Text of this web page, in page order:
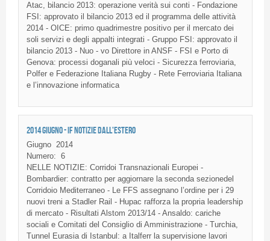
Atac, bilancio2013: operazione verità sui conti - Fondazione
FSI : approvato il bilancio2013 ed il programma delle attività
2014 - OICE: primo quadrimestre positivoper il mercato dei
soli servizi e degli appalti integrati - Gruppo FSI : approvato il
bilancio2013 - Nuo- vo Direttorein ANSF- FSI e Porto di
Genova: processi doganali più veloci - Sicurezza ferroviaria,
Polfere Federazione ItalianaRugby - Rete Ferroviaria Italiana
e l’innovazione informatica
2014 GIUGNO - IF NOTIZIE DALL'ESTERO
Giugno
2014
Numero: 6
NELLE NOTIZIE: Corridoi Transnazionali Europei -
Bombardier: contrattoper aggiornarela seconda sezionedel
Corridoio Mediterraneo- Le FFS assegnano l’ordineper i 29
nuovi treni a StadlerRail - Hupac rafforzala proprialeadership
di mercato- Risultati Alstom 2013/14 - Ansaldo: cariche
sociali e Comitati del Consiglio di Amministrazione- Turchia,
Tunnel Eurasia di Istanbul: a Italferrla supervisione lavori